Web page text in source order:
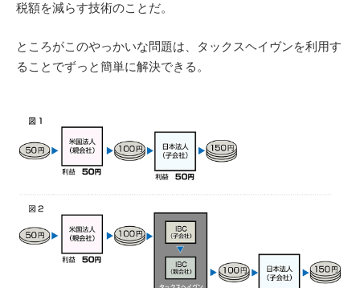
税額を減らす技術のことだ。
ところがこのやっかいな問題は、タックスヘイヴンを利用す
ることでずっと簡単に解決できる。